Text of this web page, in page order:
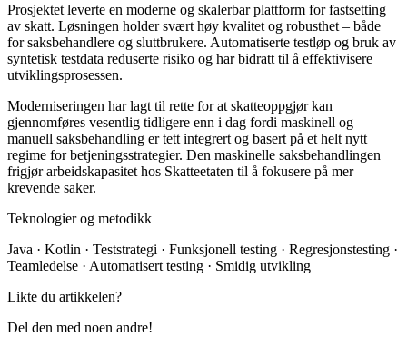
Prosjektet leverte en moderne og skalerbar plattform for fastsetting
av skatt. Løsningen holder svært høy kvalitet og robusthet – både
for saksbehandlere og sluttbrukere. Automatiserte testløp og bruk av
syntetisk testdata reduserte risiko og har bidratt til å effektivisere
utviklingsprosessen.
Moderniseringen har lagt til rette for at skatteoppgjør kan
gjennomføres vesentlig tidligere enn i dag fordi maskinell og
manuell saksbehandling er tett integrert og basert på et helt nytt
regime for betjeningsstrategier. Den maskinelle saksbehandlingen
frigjør arbeidskapasitet hos Skatteetaten til å fokusere på mer
krevende saker.
Teknologier og metodikk
Java · Kotlin · Teststrategi · Funksjonell testing · Regresjonstesting ·
Teamledelse · Automatisert testing · Smidig utvikling
Likte du artikkelen?
Del den med noen andre!